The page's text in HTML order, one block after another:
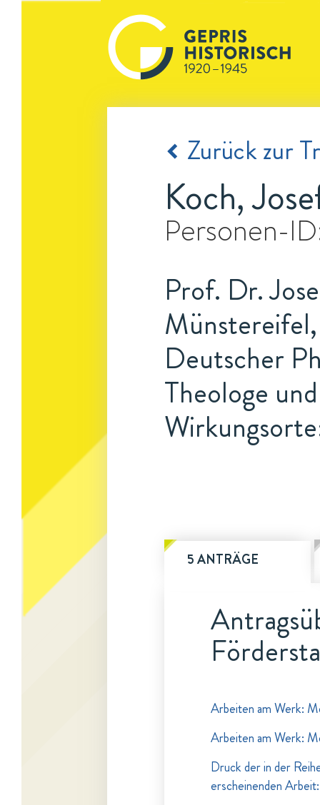
Zurück zur
Koch,
Personen-
Prof. Dr.
Deutscher
Theologe
5 ANTRÄGE
Arbeiten am Werk:
Arbeiten am Werk:
Druck der in der
erscheinenden